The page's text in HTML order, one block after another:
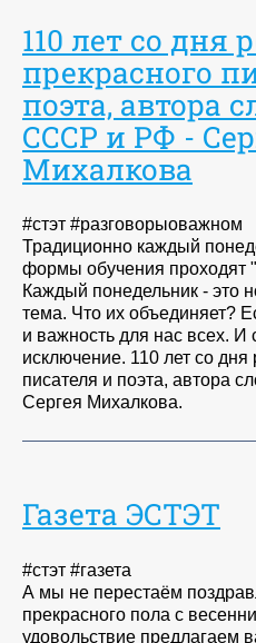
110 лет со дня
прекрасного
поэта, автора
СССР и РФ -
Михалкова
#стэт #разговорыоважном
Традиционно каждый
формы обучения проходят
Каждый понедельник - это
тема. Что их объединяет?
и важность для нас всех.
исключение. 110 лет со
писателя и поэта, автора
Сергея Михалкова.
Газета ЭСТЭТ
#стэт #газета
А мы не перестаём
прекрасного пола с
удовольствие